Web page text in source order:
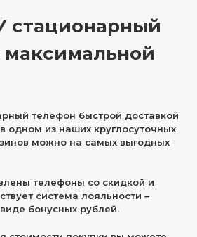
стационарный
максимальной
телефон быстрой доставкой
одном из наших круглосуточных
можно на самых выгодных
телефоны со скидкой и
система лояльности –
бонусных рублей.